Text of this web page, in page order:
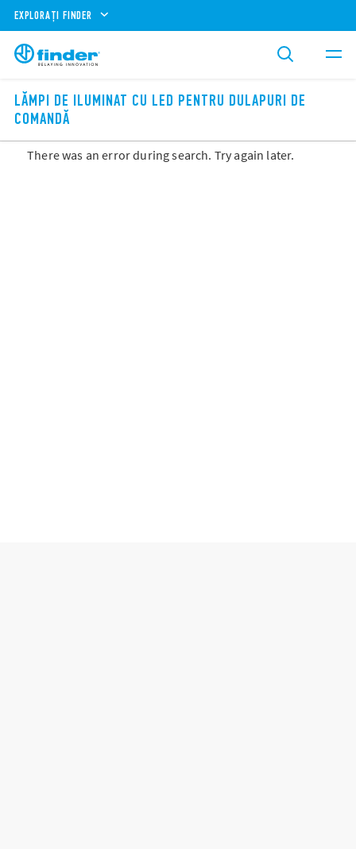
EXPLORAȚI FINDER
LĂMPI DE ILUMINAT CU LED PENTRU DULAPURI DE
COMANDĂ
There was an error during search. Try again later.